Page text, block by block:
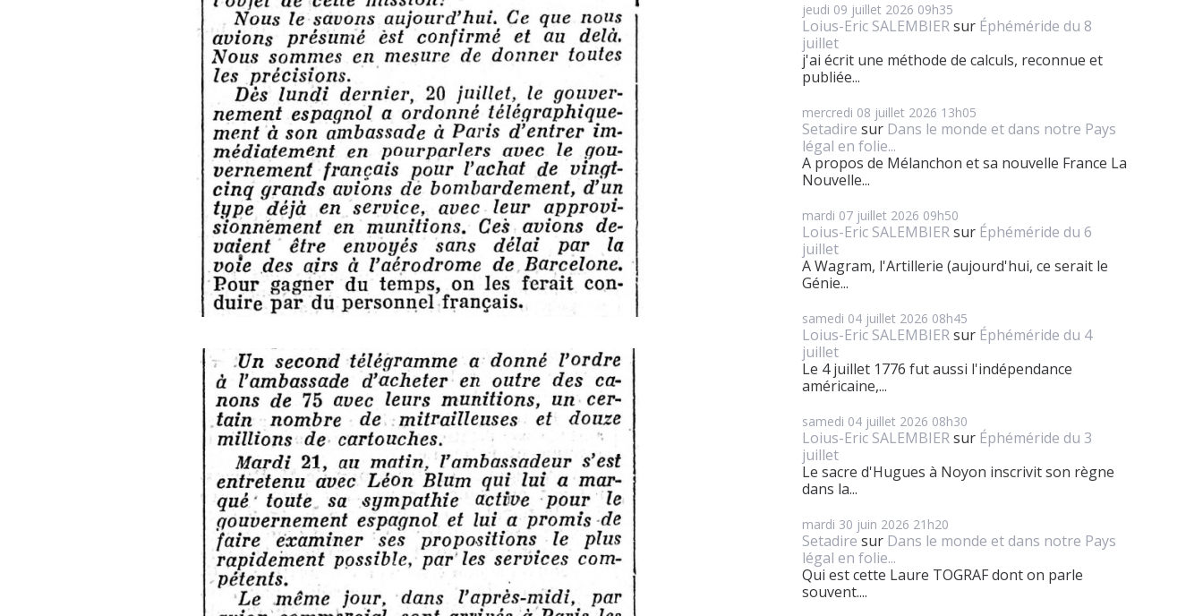
jeudi 09 juillet 2026 09h35
Loius-Eric SALEMBIERsur Éphéméride du 8
juillet
j'ai écrit une méthode de calculs, reconnue et
publiée...
mercredi 08 juillet 2026 13h05
Setadire sur Dans le monde et dans notre Pays
légal en folie...
A propos de Mélanchon et sa nouvelle France La
Nouvelle...
mardi 07 juillet 2026 09h50
Loius-Eric SALEMBIERsur Éphéméride du 6
juillet
A Wagram, l'Artillerie (aujourd'hui, ce serait le
Génie...
samedi 04 juillet 2026 08h45
Loius-Eric SALEMBIERsur Éphéméride du 4
juillet
Le 4 juillet 1776 fut aussi l'indépendance
américaine,...
samedi 04 juillet 2026 08h30
Loius-Eric SALEMBIERsur Éphéméride du 3
juillet
Le sacre d'Hugues à Noyon inscrivit son règne
dans la...
mardi 30 juin 2026 21h20
Setadire sur Dans le monde et dans notre Pays
légal en folie...
Qui est cette Laure TOGRAF dont on parle
souvent....